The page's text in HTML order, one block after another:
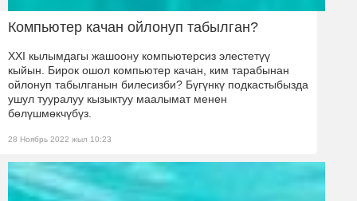
Компьютер качан ойлонуп табылган?
XXI кылымдагы жашоону компьютерсиз элестетүү
кыйын. Бирок ошол компьютер качан, ким тарабынан
ойлонуп табылганын билесизби? Бүгүнкү подкастыбызда
ушул тууралуу кызыктуу маалымат менен
бөлүшмөкчүбүз.
28 Ноябрь 2022 жыл 10:23